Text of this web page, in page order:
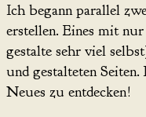
Ich begann parallel
erstellen. Eines mit
gestalte sehr viel
und gestalteten
Neues zu entdecken!